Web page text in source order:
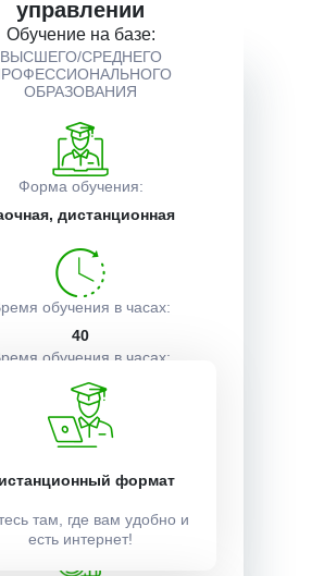
управлении
Обучение на базе:
ВЫСШЕГО/СРЕДНЕГО
ОБРАЗОВАНИЯ
Форма обучения:
дистанционная
обучения в часах:
40
обучения в часах:
1 неделя
Учебный план:
документы
поступления
формат
там, где вам удобно и
есть интернет!